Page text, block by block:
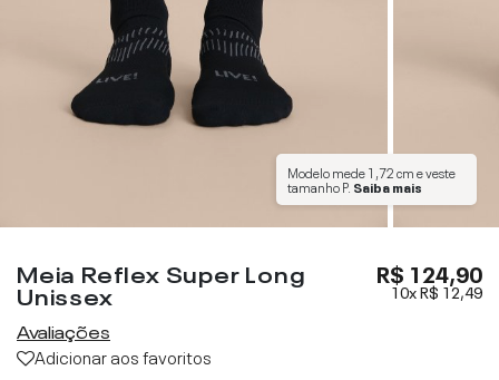
Modelo mede1,72 cme veste
tamanhoP. Saiba mais
Meia Reflex Super Long
Unissex
Avaliações
Adicionar aos favoritos
R$ 124,90
10xR$ 12,49